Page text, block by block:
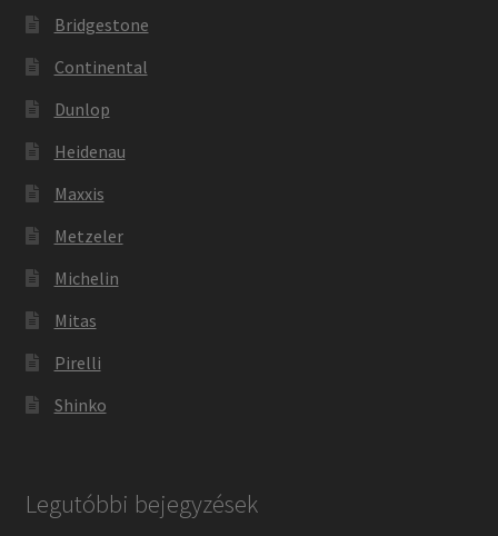
Bridgestone
Continental
Dunlop
Heidenau
Maxxis
Metzeler
Michelin
Mitas
Pirelli
Shinko
Legutóbbi bejegyzések